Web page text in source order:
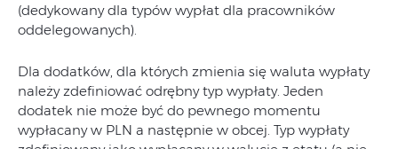
(dedykowany dla typów wypłat dla pracowników
oddelegowanych).
Dla dodatków, dla których zmienia się waluta wypłaty
należy zdefiniować odrębny typ wypłaty. Jeden
dodatek nie może być do pewnego momentu
wypłacany w PLN a następnie w obcej. Typ wypłaty